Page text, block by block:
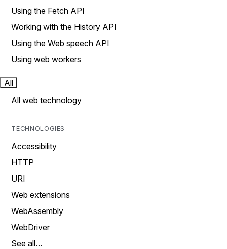
Using the Fetch API
Working with the History API
Using the Web speech API
Using web workers
All
All web technology
TECHNOLOGIES
Accessibility
HTTP
URI
Web extensions
WebAssembly
WebDriver
See all…